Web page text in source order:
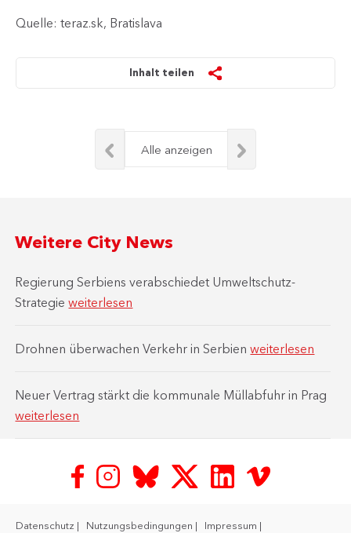
Quelle: teraz.sk, Bratislava
Inhalt teilen
Alle anzeigen
Weitere City News
Regierung Serbiens verabschiedet Umweltschutz-
Strategieweiterlesen
Drohnen überwachen Verkehr in Serbienweiterlesen
Neuer Vertrag stärkt die kommunale Müllabfuhr in Prag
weiterlesen
Datenschutz Nutzungsbedingungen Impressum